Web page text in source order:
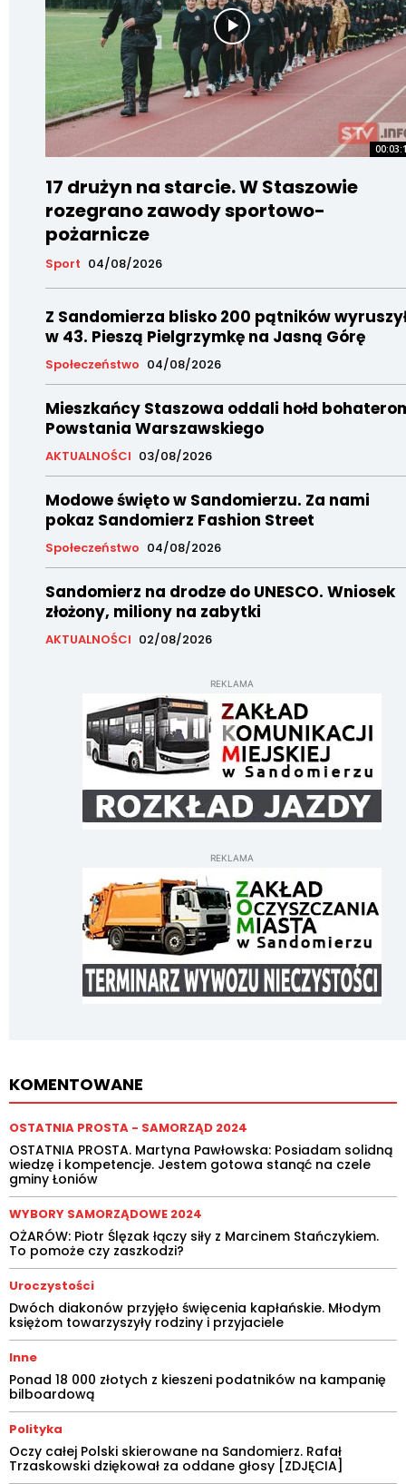
17 drużyn na starcie. W Staszowie
rozegrano zawody sportowo-
pożarnicze
Sport 04/08/2026
Z Sandomierza blisko 200 pątników
w 43. Pieszą Pielgrzymkę na Jasną Górę
Społeczeństwo 04/08/2026
Mieszkańcy Staszowa oddali hołd
Powstania Warszawskiego
AKTUALNOŚCI 03/08/2026
Modowe święto w Sandomierzu. Za nami
pokaz Sandomierz Fashion Street
Społeczeństwo 04/08/2026
Sandomierz na drodze do UNESCO. Wniosek
złożony, miliony na zabytki
AKTUALNOŚCI 02/08/2026
REKLAMA
REKLAMA
KOMENTOWANE
OSTATNIA PROSTA - SAMORZĄD 2024
OSTATNIA PROSTA. Martyna Pawłowska: Posiadam solidną
wiedzę i kompetencje. Jestem gotowa stanąć na czele
gminy Łoniów
WYBORY SAMORZĄDOWE 2024
OŻARÓW: Piotr Ślęzak łączy siły z Marcinem Stańczykiem.
To pomoże czy zaszkodzi?
Uroczystości
Dwóch diakonów przyjęło święcenia kapłańskie. Młodym
księżom towarzyszyły rodziny i przyjaciele
Inne
Ponad 18 000 złotych z kieszeni podatników na kampanię
bilboardową
Polityka
Oczy całej Polski skierowane na Sandomierz. Rafał
Trzaskowski dziękował za oddane głosy [ZDJĘCIA]